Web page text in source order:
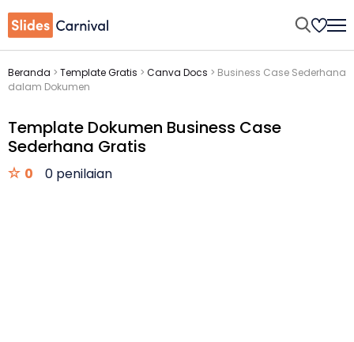
Beranda > Template Gratis > Canva Docs > Business Case Sederhana
dalam Dokumen
Template Dokumen Business Case
Sederhana Gratis
0 0 penilaian